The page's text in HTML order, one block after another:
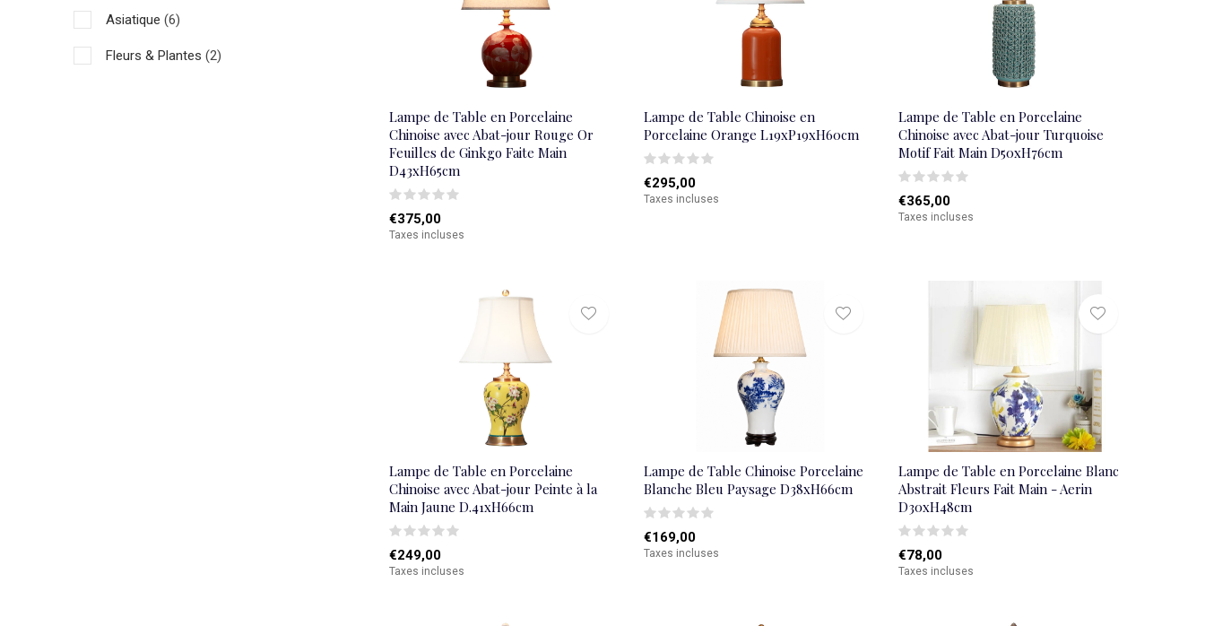
Lampe de Table en Porcelaine
Chinoise avec Abat-jour Rouge Or
Feuilles de Ginkgo Faite Main
D43xH65cm
€375,00
Taxes incluses
Lampe de Table Chinoise en
Porcelaine Orange L19xP19xH60cm
€295,00
Taxes incluses
Lampe de Table en Porcelaine
Chinoise avec Abat-jour Turquoise
Motif Fait Main D50xH76cm
€365,00
Taxes incluses
Lampe de Table en Porcelaine
Chinoise avec Abat-jour Peinte à la
Main Jaune D.41xH66cm
€249,00
Taxes incluses
Lampe de Table Chinoise Porcelaine
Blanche Bleu Paysage D38xH66cm
€169,00
Taxes incluses
Lampe de Table en Porcelaine Blanc
Abstrait Fleurs Fait Main - Aerin
D30xH48cm
€78,00
Taxes incluses
(5)
Asiatique (6)
Fleurs & Plantes (2)